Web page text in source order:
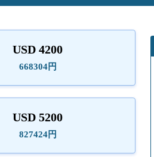
USD 4200
668304円
USD 5200
827424円